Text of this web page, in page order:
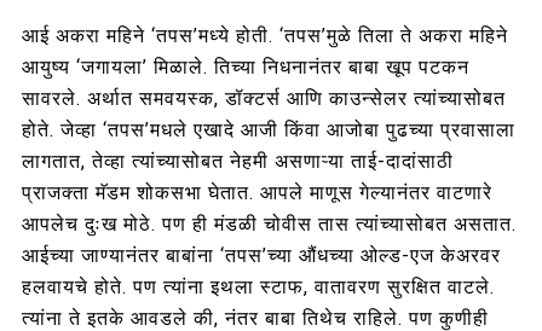
आई अकरा महिने ‘तपस’मध्ये होती. ‘तपस’मुळे तिला ते अकरा महिने
आयुष्य ‘जगायला’ मिळाले. तिच्या निधनानंतर बाबा खूप पटकन
सावरले. अर्थात समवयस्क, डॉक्टर्स आणि काउन्सेलर त्यांच्यासोबत
होते. जेव्हा ‘तपस’मधले एखादे आजी किंवा आजोबा पुढच्या प्रवासाला
लागतात, तेव्हा त्यांच्यासोबत नेहमी असणाऱ्या ताई-दादांसाठी
प्राजक्ता मॅडम शोकसभा घेतात. आपले माणूस गेल्यानंतर वाटणारे
आपलेच दुःख मोठे. पण ही मंडळी चोवीस तास त्यांच्यासोबत असतात.
आईच्या जाण्यानंतर बाबांना ‘तपस’च्या औंधच्या ओल्ड-एज केअरवर
हलवायचे होते. पण त्यांना इथला स्टाफ, वातावरण सुरक्षित वाटले.
त्यांना ते इतके आवडले की, नंतर बाबा तिथेच राहिले. पण कुणीही